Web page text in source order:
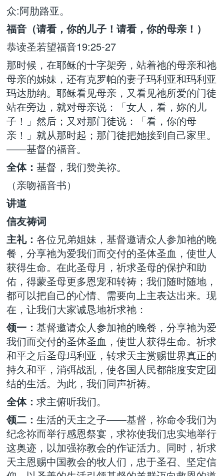
众:阿肋路亚。
福音（请看，你的儿子！请看，你的母亲！）
恭读圣若望福音19:25-27
那时候，在耶稣的十字架旁，站着祂的母亲和祂
母亲的姊妹，还有克罗帕的妻子玛利亚和玛利亚
玛达肋纳。耶稣看见母亲，又看见祂所爱的门徒
站在旁边，就对母亲说：「女人，看，妳的儿
子！」然后；又对那门徒说：「看，你的母
亲！」就从那时起；那门徒把她接到自己家里。
——基督的福音。
全体： 基督，我们赞美祢。
（亲吻福音书）
讲道
信友祷词
主礼： 各位兄弟姐妹，基督邀请众人参加祂的晚
餐，分享祂为爱我们而交付的圣体圣血，使世人
获得生命。在此圣母月，祈求圣母的保护和助
佑，得蒙圣母更多恩宠和转祷；我们随时随地，
都可以把自己的心情、需要向上主表达出来。现
在，让我们大家诚恳地祈求祂：
领一： 基督邀请众人参加祂的晚餐，分享祂为爱
我们而交付的圣体圣血，使世人获得生命。祈求
和平之后圣母玛利亚，转求天主赏赐世界真正的
持久和平，消弭战乱，使各国人民都能度安定团
结的生活。为此，我们同声祈祷。
全体： 求主俯听我们。
领二： 生活的天主之子——基督，祢命令我们为
纪念祢而举行感恩祭宴，求祢使我们忠实地举行
这奥迹，以加强祢教会的作证活力。同时，祈求
天主恩赐中国教会的牧人们，忠于圣召、坚定信